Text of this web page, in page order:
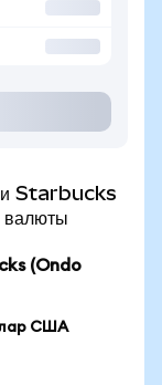
Starbucks
(Ondo
США